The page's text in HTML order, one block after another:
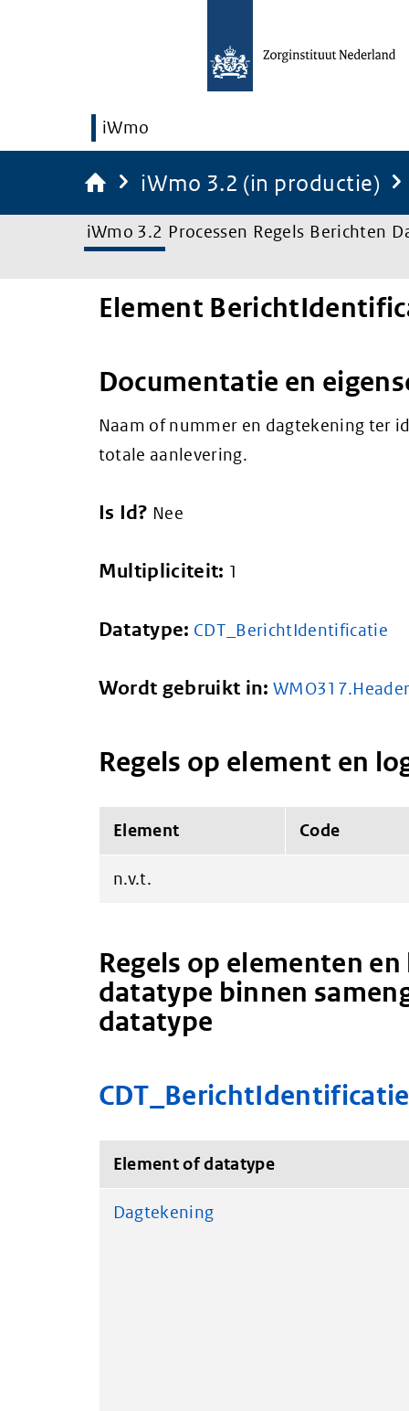
iWmo
iWmo 3.2 (in productie)
iWmo 3.2 Processen Regels Berichten
Element
Documentatie en
Naam of nummer en dagtekening ter
totale aanlevering.
Is Id? Nee
Multipliciteit: 1
Datatype: CDT_BerichtIdentificatie
Wordt gebruikt in:
Regels op element en
Element Code
n.v.t.
Regels op elementen
datatype binnen
datatype
CDT_BerichtIdentificatie
Element of datatype
Dagtekening